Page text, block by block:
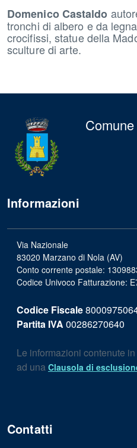
Domenico Castaldo
tronchi di albero e da
crocifissi, statue della
sculture di arte.
Informazioni
Via Nazionale
83020 Marzano di Nola (AV)
Conto corrente postale:
Codice Univoco Fatturazione:
Codice Fiscale
Partita IVA 00286270640
Le informazioni contenute
ad una Clausola di
Contatti